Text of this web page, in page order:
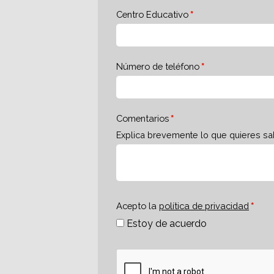
Centro Educativo
Número de teléfono
Comentarios
Explica brevemente lo que quieres
Acepto la política de privacidad
Estoy de acuerdo